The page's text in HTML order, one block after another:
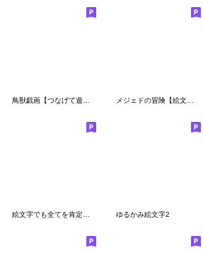
ゆるかみ絵文字2